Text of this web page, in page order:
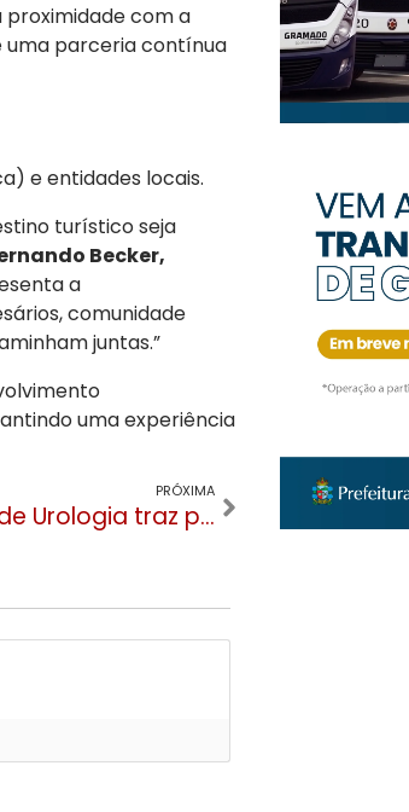
proximidade com a
uma parceria contínua
e entidades locais.
turístico seja
Becker,
a
comunidade
juntas.”
uma experiência
PRÓXIMA
Encontro Gaúcho de Urologia traz palestrante internacional a Gramado para debater incontinência e câncer de próstata